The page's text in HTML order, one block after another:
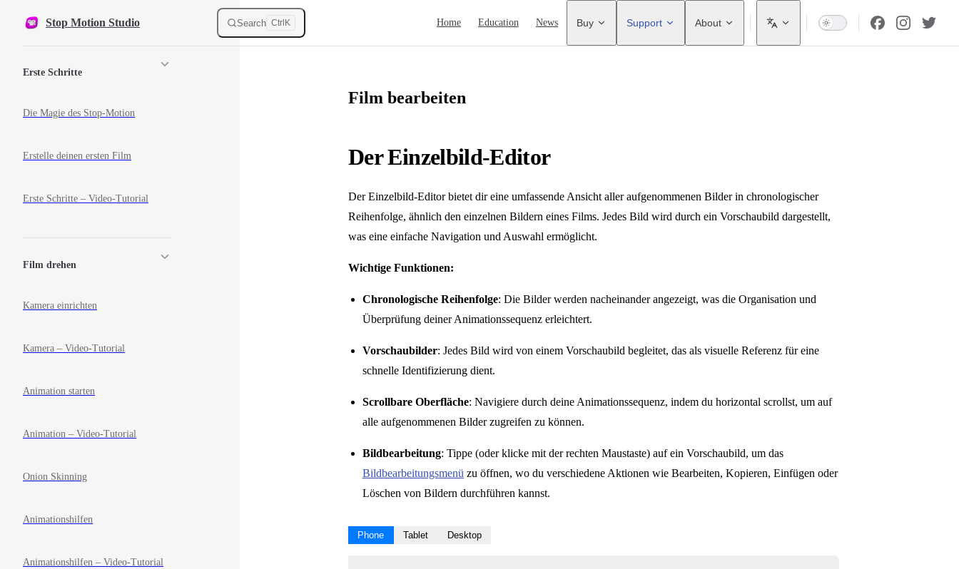
Skip to content
Stop Motion Studio Search Ctrl K Home Education News Buy Support About
Erste Schritte
Die Magie des Stop-Motion
Erstelle deinen ersten Film
Erste Schritte – Video-Tutorial
Film drehen
Kamera einrichten
Kamera – Video-Tutorial
Animation starten
Animation – Video-Tutorial
Onion Skinning
Animationshilfen
Animationshilfen – Video-Tutorial
Film bearbeiten
Der Einzelbild-Editor
Der Einzelbild-Editor bietet dir eine umfassende Ansicht aller aufgenommenen Bilder in chronologischer
Reihenfolge, ähnlich den einzelnen Bildern eines Films. Jedes Bild wird durch ein Vorschaubild dargestellt,
was eine einfache Navigation und Auswahl ermöglicht.
Wichtige Funktionen:
Chronologische Reihenfolge: Die Bilder werden nacheinander angezeigt, was die Organisation und
Überprüfung deiner Animationssequenz erleichtert.
Vorschaubilder: Jedes Bild wird von einem Vorschaubild begleitet, das als visuelle Referenz für eine
schnelle Identifizierung dient.
Scrollbare Oberfläche: Navigiere durch deine Animationssequenz, indem du horizontal scrollst, um auf
alle aufgenommenen Bilder zugreifen zu können.
Bildbearbeitung: Tippe (oder klicke mit der rechten Maustaste) auf ein Vorschaubild, um das
Bildbearbeitungsmenü zu öffnen, wo du verschiedene Aktionen wie Bearbeiten, Kopieren, Einfügen oder
Löschen von Bildern durchführen kannst.
Phone Tablet Desktop